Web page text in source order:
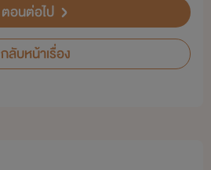
ตอนต่อไป
กลับหน้าเรื่อง